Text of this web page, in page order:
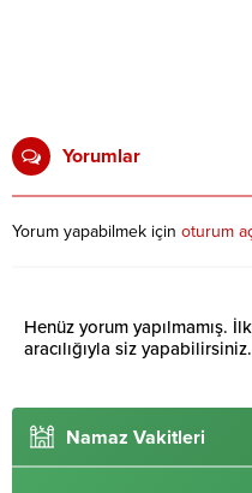
Yorumlar
Yorum yapabilmek için oturum
Henüz yorum yapılmamış.
aracılığıyla siz yapabilirsiniz.
Namaz Vakitleri